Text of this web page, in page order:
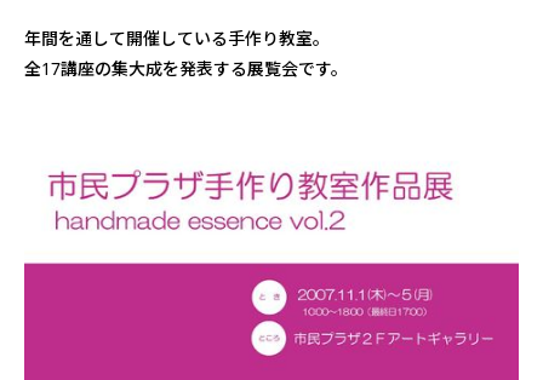
年間を通して開催している手作り教室。
全17講座の集大成を発表する展覧会です。